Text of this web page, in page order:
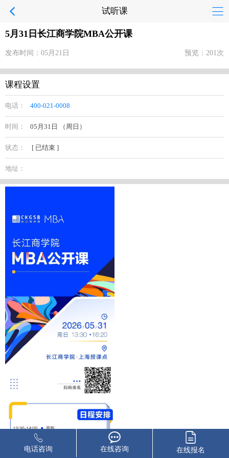
试听课
5月31日长江商学院MBA公开课
发布时间：05月21日 预览：201次
课程设置
电话： 400-021-0008
时间： 05月31日 （周日）
状态： [ 已结束 ]
地址：
电话咨询 在线咨询 在线报名